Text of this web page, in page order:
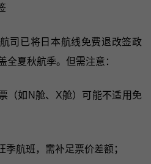
司已将日本航线免费退改签政
全夏秋航季。但需注意：
（如N舱、X舱）可能不适用免
季航班，需补足票价差额；